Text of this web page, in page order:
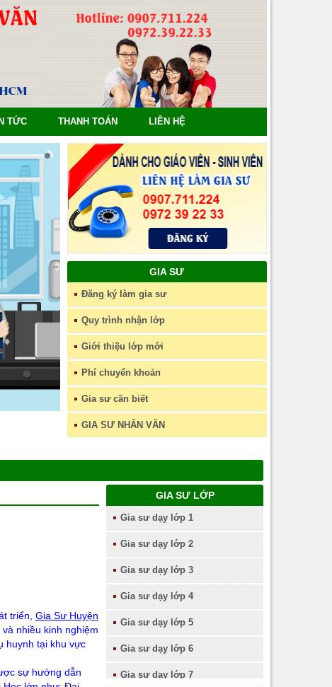
TỨC THANH TOÁN LIÊN HỆ
GIA SƯ
Đăng ký làm gia sư
Quy trình nhận lớp
Giới thiệu lớp mới
Phí chuyển khoản
Gia sư cần biết
GIA SƯ NHÂN VĂN
triển, Gia Sư Huyện
nhiều kinh nghiệm
huynh tại khu vực
sự hướng dẫn
GIA SƯ LỚP
Gia sư dạy lớp 1
Gia sư dạy lớp 2
Gia sư dạy lớp 3
Gia sư dạy lớp 4
Gia sư dạy lớp 5
Gia sư dạy lớp 6
Gia sư dạy lớp 7